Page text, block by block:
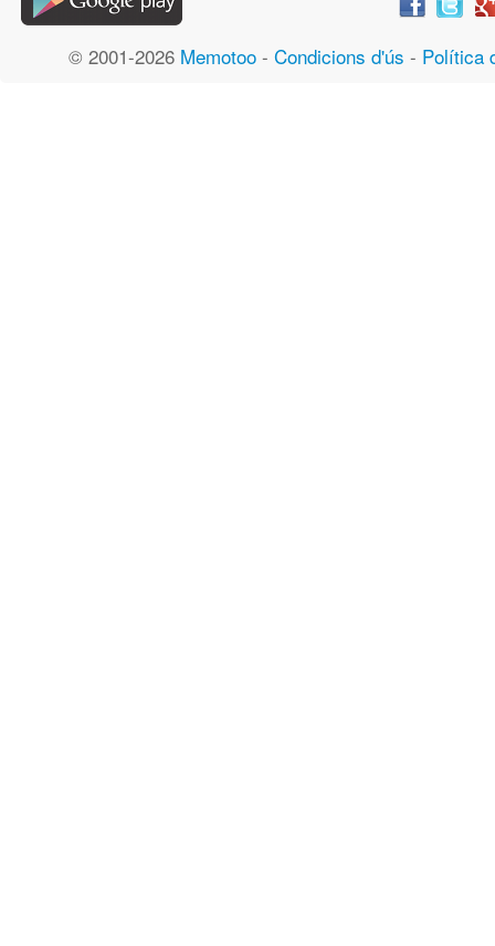
© 2001-2026 Memotoo - Condicions d'ús - Política